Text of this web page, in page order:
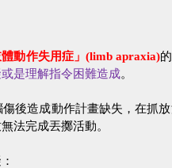
體動作失用症」 (limb apraxia)
是理解指令困難造成。
後造成動作計畫缺失，在抓
法完成丟擲活動。